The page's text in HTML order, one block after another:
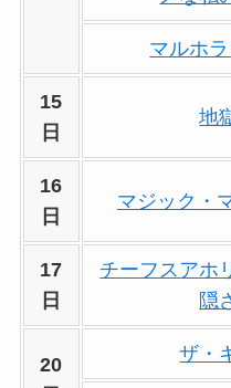
マルホ
15
日
地
16
日
マジック・
17
日
チーフスアホ
隠
20
ザ・